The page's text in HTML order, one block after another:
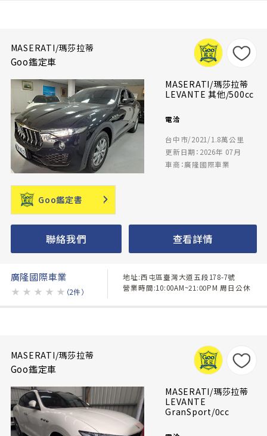
MASERATI/瑪莎拉蒂
Goo鑑定車
MASERATI/瑪莎拉蒂
LEVANTE 其他/500cc
電洽
台中市/2021/1.8萬公里
更新日期：2026年 07月
車商：廣隆國際車業
Goo鑑定書
聯絡我們 查看詳情
廣隆國際車業
★ ★ ★ ★ ★ （2件）
地址:西屯區臺灣大道五段178-7號
營業時間:10:00AM~21:00PM 周日公休
MASERATI/瑪莎拉蒂
Goo鑑定車
MASERATI/瑪莎拉蒂
LEVANTE
GranSport/0cc